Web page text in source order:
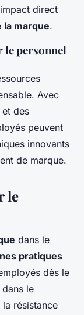
direct
la marque.
le personnel
Avec
des
peuvent
innovants
de marque.
le
dans le
pratiques
dès le
le
résistance